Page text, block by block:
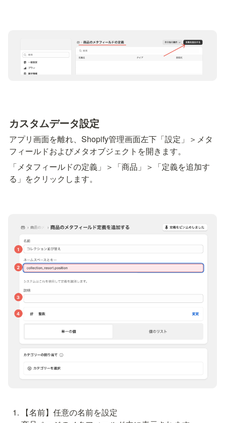
カスタムデータ設定
アプリ画面を離れ、Shopify管理画面左下「設定」＞メタ
フィールドおよびメタオブジェクトを開きます。
「メタフィールドの定義」＞「商品」＞「定義を追加す
る」をクリックします。
【名前】任意の名前を設定